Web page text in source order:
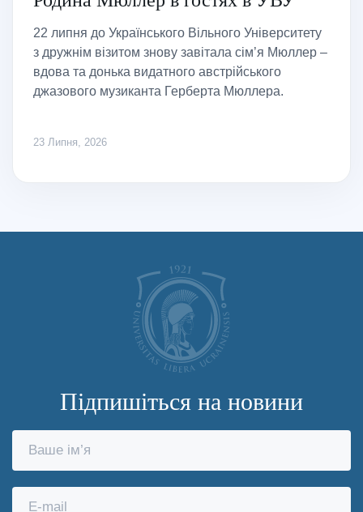
22 липня до Українського Вільного Університету
з дружнім візитом знову завітала сім’я Мюллер –
вдова та донька видатного австрійського
джазового музиканта Герберта Мюллера.
23 Липня, 2026
Підпишіться на новини